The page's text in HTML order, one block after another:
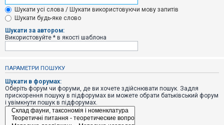
Т
е
м
и
б
і
п
о
в
і
д
Шукати усі слова / Шукати використовуючи мову запитів
Шукати будь-яке слово
Шукати за автором:
Використовуйте * в якості шаблона
ПАРАМЕТРИ ПОШУКУ
Шукати в форумах:
Оберіть форум чи форуми, де ви хочете здійснювати пошук. Задля
прискорення пошуку в підфорумах ви можете обрати батьківський форум
і увімкнути пошук в підфорумах.